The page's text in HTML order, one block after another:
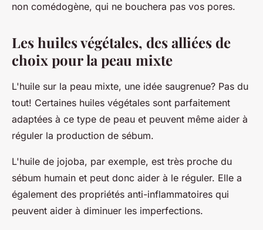
non comédogène, qui ne bouchera pas vos pores.
Les huiles végétales, des alliées de
choix pour la peau mixte
L'huile sur la peau mixte, une idée saugrenue? Pas du
tout! Certaines huiles végétales sont parfaitement
adaptées à ce type de peau et peuvent même aider à
réguler la production de sébum.
L'huile de jojoba, par exemple, est très proche du
sébum humain et peut donc aider à le réguler. Elle a
également des propriétés anti-inflammatoires qui
peuvent aider à diminuer les imperfections.